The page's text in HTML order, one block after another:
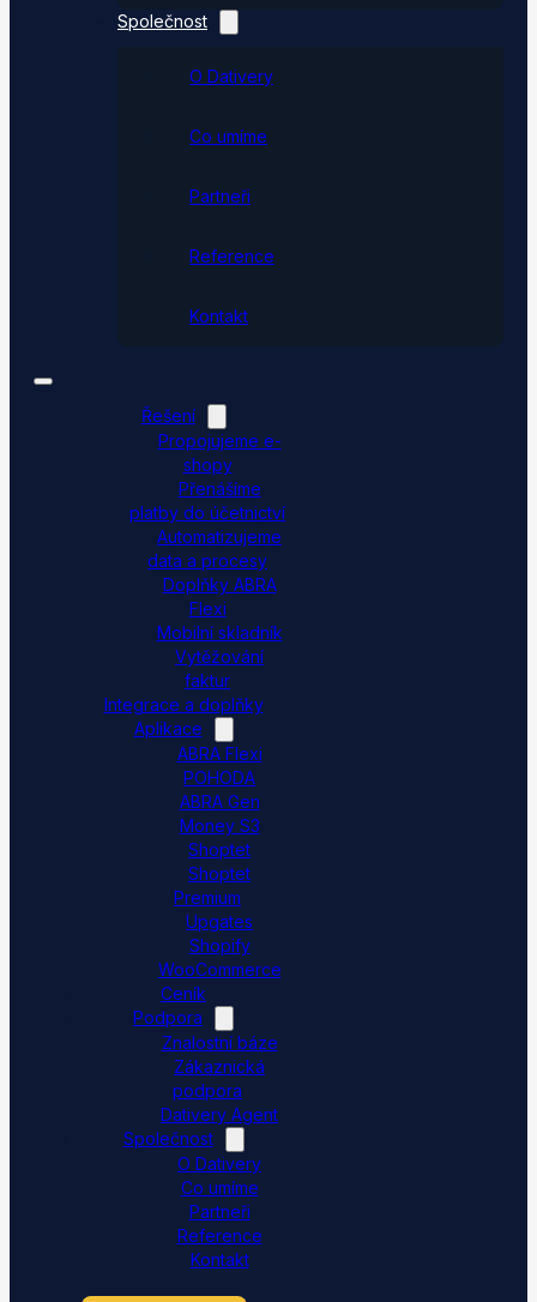
Společnost
O Dativery
Co umíme
Partneři
Reference
Kontakt
Řešení
Propojujeme e-
shopy
Přenášíme
platby do účetnictví
Automatizujeme
data a procesy
Doplňky ABRA
Flexi
Mobilní skladník
Vytěžování
faktur
Integrace a doplňky
Aplikace
ABRA Flexi
POHODA
ABRA Gen
Money S3
Shoptet
Shoptet
Premium
Upgates
Shopify
WooCommerce
Ceník
Podpora
Znalostní báze
Zákaznická
podpora
Dativery Agent
Společnost
O Dativery
Co umíme
Partneři
Reference
Kontakt